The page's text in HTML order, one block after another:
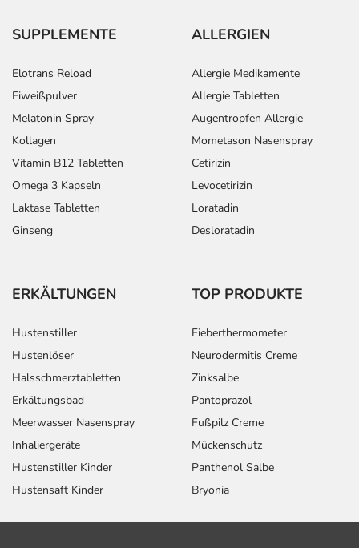
SUPPLEMENTE
Elotrans Reload
Eiweißpulver
Melatonin Spray
Kollagen
Vitamin B12 Tabletten
Omega 3 Kapseln
Laktase Tabletten
Ginseng
ALLERGIEN
Allergie Medikamente
Allergie Tabletten
Augentropfen Allergie
Mometason Nasenspray
Cetirizin
Levocetirizin
Loratadin
Desloratadin
ERKÄLTUNGEN
Hustenstiller
Hustenlöser
Halsschmerztabletten
Erkältungsbad
Meerwasser Nasenspray
Inhaliergeräte
Hustenstiller Kinder
Hustensaft Kinder
TOP PRODUKTE
Fieberthermometer
Neurodermitis Creme
Zinksalbe
Pantoprazol
Fußpilz Creme
Mückenschutz
Panthenol Salbe
Bryonia